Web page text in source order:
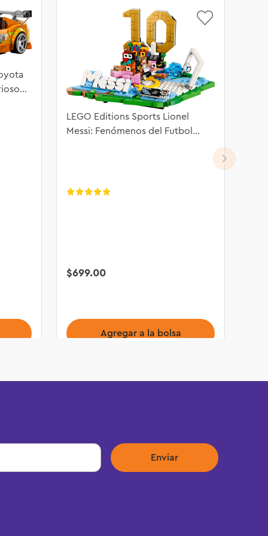
LEGO Editions Sports Lionel
Messi: Fenómenos del Futbol
$699.00
Agregar a la bolsa
Enviar